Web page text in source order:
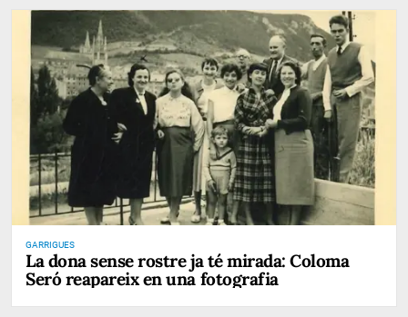
GARRIGUES
La dona sense rostre ja té mirada: Coloma
Seró reapareix en una fotografia